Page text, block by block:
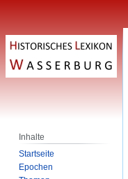
Inhalte
Startseite
Epochen